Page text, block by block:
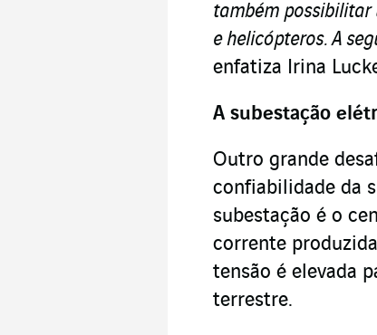
também possibilitar
e helicópteros. A
enfatiza Irina
A subestação
Outro grande
confiabilidade da
subestação é o
corrente
tensão é elevada
terrestre.